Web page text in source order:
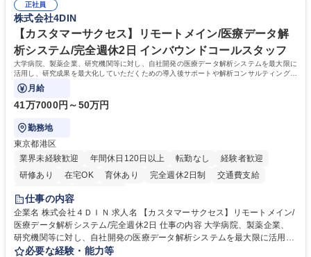
業務をお任せします。残業も基本的には発生せず、ご自身のペースで業務
を進めやすく定着率の高い環境です。 募集職種 東京【経理・総務】週1日
出社程度のリモート中心/残業基本無/独立系ファーム
【働き方について】現在は週4日程度の在宅勤務を実施しており、ワーク
ライフバランスを重視する方に最適な環境です（フルリモートも面接で相
談可）。【求める人物像】幅広いバックオフィス業務に柔軟に対応でき、
社内外と円滑にコミュニケーションを取りながら業務を推進できる方 学
歴・資格 学歴：大学院 大学 高専 短大 専修学校 高校 語学力： 資格：
正社員
株式会社4DIN
【カスタマーサクセス】リモートメイン/医療データ解
析システム/完全週休2日 インバウンドコールスタッフ
大学病院、製薬企業、研究機関等に対し、自社開発の医療データ解析システムを最大限に
活用し、研究成果を最大化していただくための導入後サポートや解析コンサルティング、
活用アドバイス業務等をお任せします。
月給
41万7000円～50万円
勤務地
東京都港区
業界未経験歓迎
年間休日120日以上 転勤なし
経験者歓迎
研修あり
在宅OK 育休あり 完全週休2日制
交通費支給
駅近5分以内
仕事の内容
企業名 株式会社４ＤＩＮ 求人名 【カスタマーサクセス】リモートメイン/
医療データ解析システム/完全週休2日 仕事の内容 大学病院、製薬企業、
研究機関等に対し、自社開発の医療データ解析システムを最大限に活用
し、研究成果を最大化していただくための導入後サポートや解析コンサル
必要な経験・能力等